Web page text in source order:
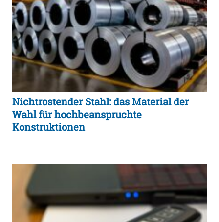
Nichtrostender Stahl: das Material der
Wahl für hochbeanspruchte
Konstruktionen